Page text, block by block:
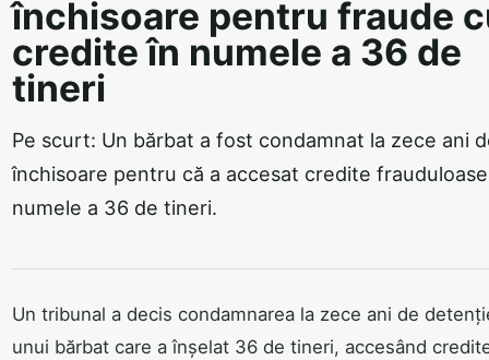
închisoare pentru fraude
credite în numele a 36 de
tineri
Pe scurt: Un bărbat a fost condamnat la zece ani
închisoare pentru că a accesat credite
numele a 36 de tineri.
Un tribunal a decis condamnarea la zece ani de
unui bărbat care a înșelat 36 de tineri, accesând